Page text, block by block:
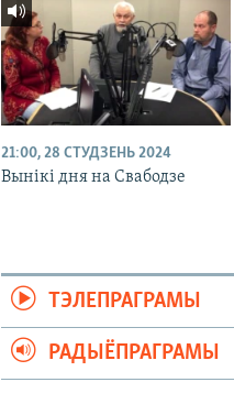
21:00, 28 СТУДЗЕНЬ 2024
Вынікі дня на Свабодзе
ТЭЛЕПРАГРАМЫ
РАДЫЁПРАГРАМЫ